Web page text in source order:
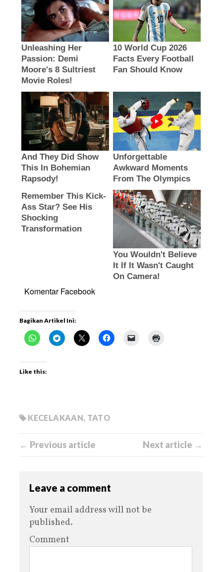
Komentar Facebook
Bagikan Artikel Ini:
Like this:
KECELAKAAN, TATO
← Previous article Next article →
Leave a comment
Your email address will not be
published.
Comment